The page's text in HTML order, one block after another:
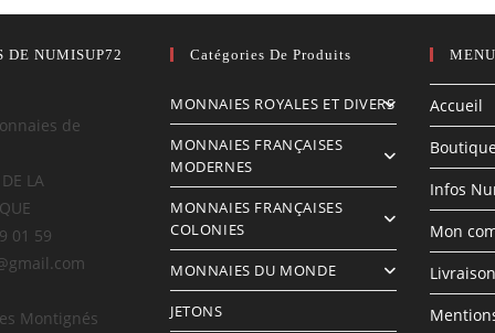
DE NUMISUP72
de
LA
01 59
Montignés
Catégories De Produits
MONNAIES ROYALES ET DIVERS
MONNAIES FRANÇAISES
MODERNES
MONNAIES FRANÇAISES
COLONIES
MONNAIES DU MONDE
JETONS
Accueil
Infos
Mon
Livraison